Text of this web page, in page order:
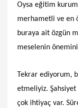
Oysa eğitim
merhametli ve en
buraya ait özgün
meselenin
Tekrar ediyorum,
etmeliyiz.
çok ihtiyaç var.